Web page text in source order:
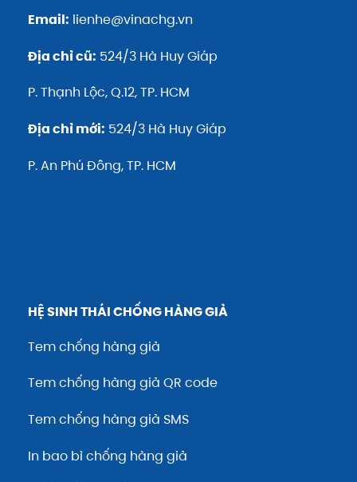
Email: lienhe@vinachg.vn
Địa chỉ cũ: 524/3 Hà Huy Giáp
P. Thạnh Lộc, Q.12, TP. HCM
Địa chỉ mới: 524/3 Hà Huy Giáp
P. An Phú Đông, TP. HCM
HỆ SINH THÁI CHỐNG HÀNG GIẢ
Tem chống hàng giả
Tem chống hàng giả QR code
Tem chống hàng giả SMS
In bao bì chống hàng giả